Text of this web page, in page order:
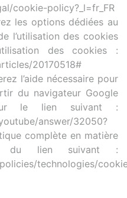
cookie-policy?_l=fr_FR
les options dédiées au
l’utilisation des cookies
des cookies :
20170518#
l’aide nécessaire pour
du navigateur Google
le lien suivant :
answer/32050?
complète en matière
du lien suivant :
technologies/